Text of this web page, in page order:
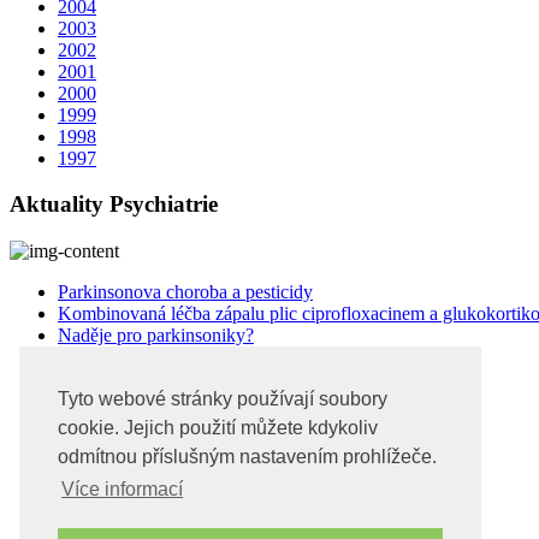
Tyto webové stránky používají soubory
cookie. Jejich použití můžete kdykoliv
odmítnou příslušným nastavením prohlížeče.
Více informací
2004
2003
2002
2001
2000
1999
1998
1997
Aktuality Psychiatrie
Parkinsonova choroba a pesticidy
Kombinovaná léčba zápalu plic ciprofloxacinem a
Naděje pro parkinsoniky?
Uvod
Časopisy
Uzávěrky a distribuce
Inzerce
Akce